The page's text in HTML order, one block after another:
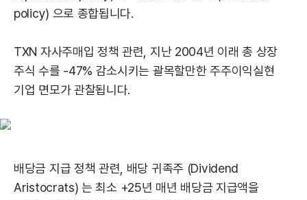
policy) 으로 종합됩니다.
TXN 자사주매입 정책 관련, 지난 2004년 이래 총 상장
주식 수를 -47% 감소시키는 괄목할만한 주주이익실현
기업 면모가 관찰됩니다.
배당금 지급 정책 관련, 배당 귀족주 (Dividend
Aristocrats) 는 최소 +25년 매년 배당금 지급액을